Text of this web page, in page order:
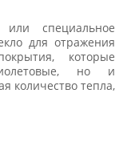
специальное
для отражения
которые
но и
количество тепла,